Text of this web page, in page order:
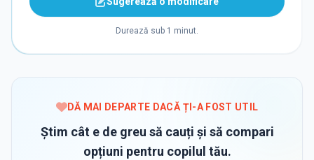
Durează sub 1 minut.
DĂ MAI DEPARTE DACĂ ȚI-A FOST UTIL
Știm cât e de greu să cauți și să compari
opțiuni pentru copilul tău.